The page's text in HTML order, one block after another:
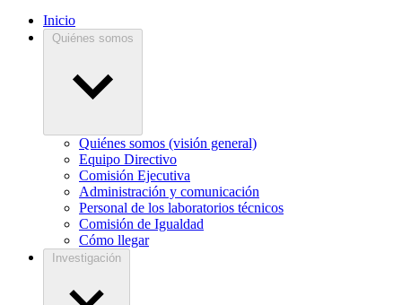
Inicio
Quiénes somos
Quiénes somos (visión general)
Equipo Directivo
Comisión Ejecutiva
Administración y comunicación
Personal de los laboratorios técnicos
Comisión de Igualdad
Cómo llegar
Investigación